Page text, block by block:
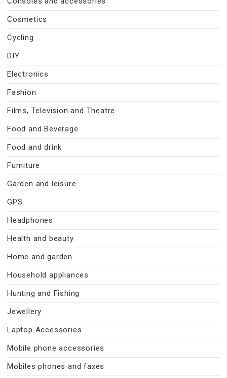
Cosmetics
Cycling
DIY
Electronics
Fashion
Films, Television and Theatre
Food and Beverage
Food and drink
Furniture
Garden and leisure
GPS
Headphones
Health and beauty
Home and garden
Household appliances
Hunting and Fishing
Jewellery
Laptop Accessories
Mobile phone accessories
Mobiles phones and faxes